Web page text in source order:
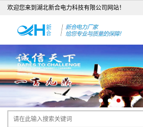
欢迎您来到湖北新合电力科技有限公司网站！